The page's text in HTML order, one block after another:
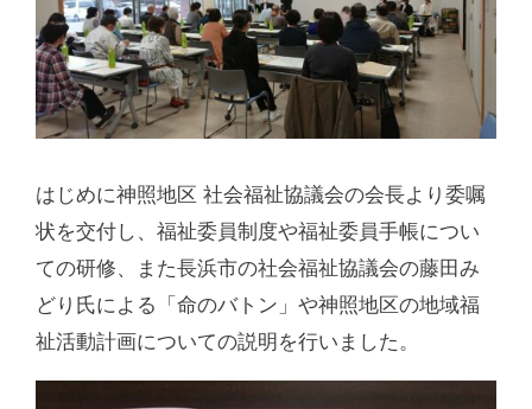
はじめに神照地区 社会福祉協議会の会長より委嘱
状を交付し、福祉委員制度や福祉委員手帳につい
ての研修、また長浜市の社会福祉協議会の藤田み
どり氏による「命のバトン」や神照地区の地域福
祉活動計画についての説明を行いました。